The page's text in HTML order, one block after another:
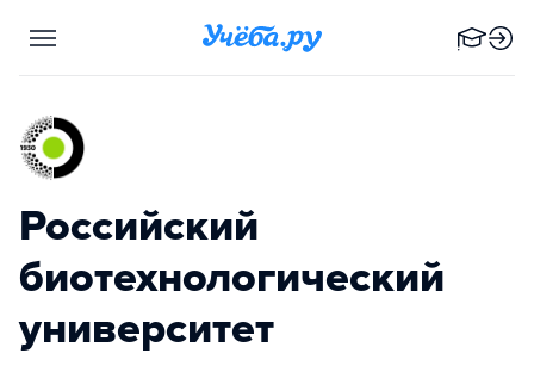
Российский
биотехнологический
университет